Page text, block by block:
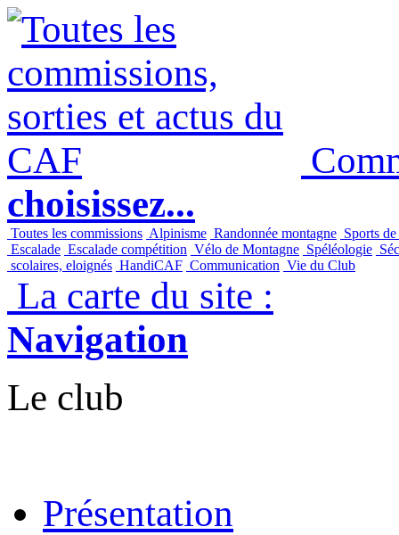
choisissez...
Toutes les commissions Alpinisme Randonnée montagne Sports
Escalade Escalade compétition Vélo de Montagne Spéléologie
scolaires, eloignés HandiCAF Communication Vie du Club
La carte du site :
Navigation
Le club
Présentation